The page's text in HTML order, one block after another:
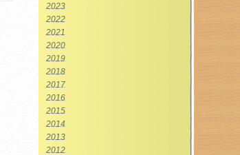
2023
2022
2021
2020
2019
2018
2017
2016
2015
2014
2013
2012